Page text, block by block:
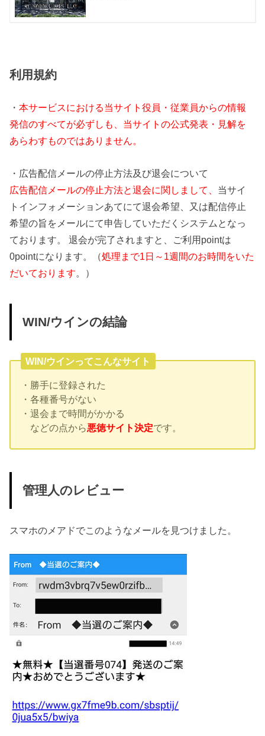
利用規約
・本サービスにおける当サイト役員・従業員からの情報
発信のすべてが必ずしも、当サイトの公式発表・見解を
あらわすものではありません。
・広告配信メールの停止方法及び退会について
広告配信メールの停止方法と退会に関しまして、 当サイ
トインフォメーションあてにて退会希望、又は配信停止
希望の旨をメールにて申告していただくシステムとなっ
ております。 退会が完了されますと、ご利用pointは
0pointになります。（処理まで1日～1週間のお時間をいた
だいております。）
WIN/ウインの結論
WIN/ウインってこんなサイト
・勝手に登録された
・各種番号がない
・退会まで時間がかかる
などの点から悪徳サイト決定です。
管理人のレビュー
スマホのメアドでこのようなメールを見つけました。